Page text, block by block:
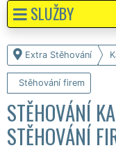
Extra Stěhování
Stěhování firem
STĚHOVÁNÍ
STĚHOVÁNÍ
SLUŽBY